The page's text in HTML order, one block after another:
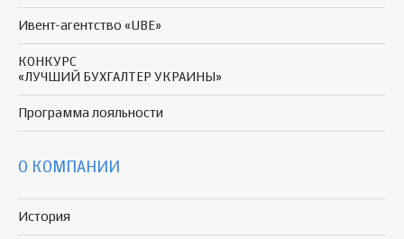
Ивент-агентство «UBE»
КОНКУРС
«ЛУЧШИЙ БУХГАЛТЕР УКРАИНЫ»
Программа лояльности
О КОМПАНИИ
История